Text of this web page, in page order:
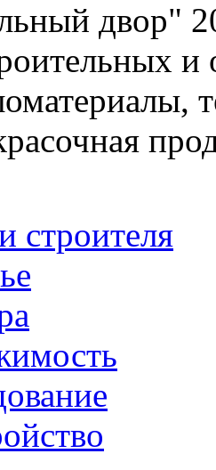
двор"
и
строителя